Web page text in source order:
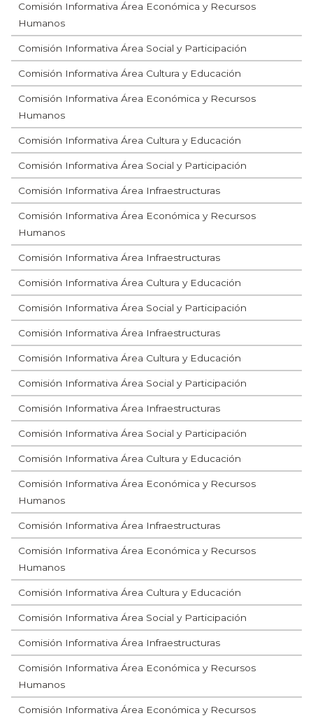
Comisión Informativa Área Económica y Recursos
Humanos
Comisión Informativa Área Social y Participación
Comisión Informativa Área Cultura y Educación
Comisión Informativa Área Económica y Recursos
Humanos
Comisión Informativa Área Cultura y Educación
Comisión Informativa Área Social y Participación
Comisión Informativa Área Infraestructuras
Comisión Informativa Área Económica y Recursos
Humanos
Comisión Informativa Área Infraestructuras
Comisión Informativa Área Cultura y Educación
Comisión Informativa Área Social y Participación
Comisión Informativa Área Infraestructuras
Comisión Informativa Área Cultura y Educación
Comisión Informativa Área Social y Participación
Comisión Informativa Área Infraestructuras
Comisión Informativa Área Social y Participación
Comisión Informativa Área Cultura y Educación
Comisión Informativa Área Económica y Recursos
Humanos
Comisión Informativa Área Infraestructuras
Comisión Informativa Área Económica y Recursos
Humanos
Comisión Informativa Área Cultura y Educación
Comisión Informativa Área Social y Participación
Comisión Informativa Área Infraestructuras
Comisión Informativa Área Económica y Recursos
Humanos
Comisión Informativa Área Económica y Recursos